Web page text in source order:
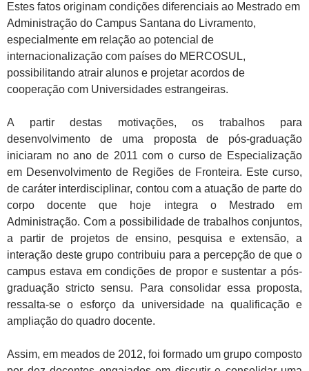
Estes fatos originam condições diferenciais ao Mestrado em
Administração do Campus Santana do Livramento,
especialmente em relação ao potencial de
internacionalização com países do MERCOSUL,
possibilitando atrair alunos e projetar acordos de
cooperação com Universidades estrangeiras.
A partir destas motivações, os trabalhos para
desenvolvimento de uma proposta de pós-graduação
iniciaram no ano de 2011 com o curso de Especialização
em Desenvolvimento de Regiões de Fronteira. Este curso,
de caráter interdisciplinar, contou com a atuação de parte do
corpo docente que hoje integra o Mestrado em
Administração. Com a possibilidade de trabalhos conjuntos,
a partir de projetos de ensino, pesquisa e extensão, a
interação deste grupo contribuiu para a percepção de que o
campus estava em condições de propor e sustentar a pós-
graduação stricto sensu. Para consolidar essa proposta,
ressalta-se o esforço da universidade na qualificação e
ampliação do quadro docente.
Assim, em meados de 2012, foi formado um grupo composto